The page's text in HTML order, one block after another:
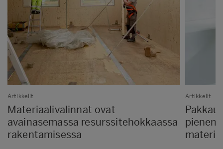
Artikkelit
Materiaalivalinnat ovat
avainasemassa resurssitehokkaassa
rakentamisessa
Artikkelit